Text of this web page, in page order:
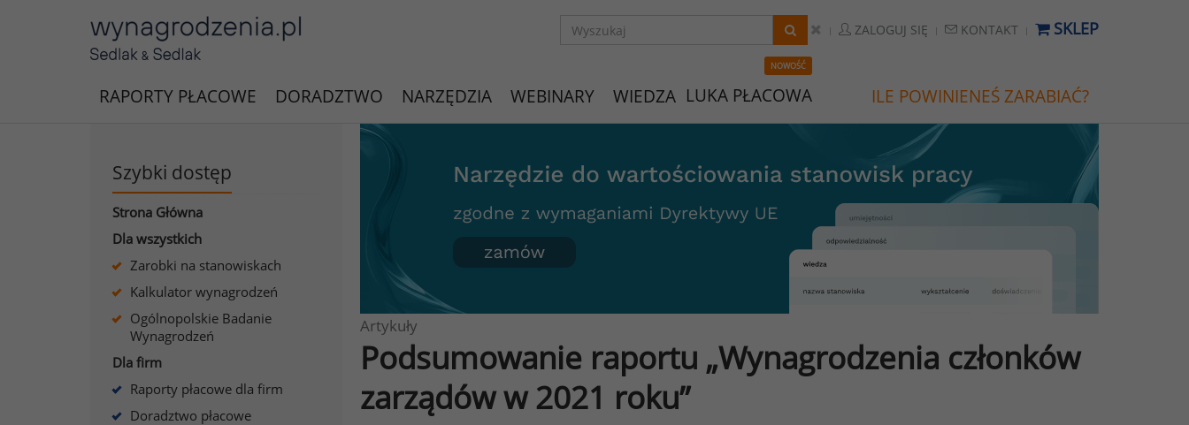
ZALOGUJ SIĘ KONTAKT SKLEP
RAPORTY PŁACOWE DORADZTWO NARZĘDZIA WEBINARY WIEDZA
NOWOŚĆ
LUKA PŁACOWA ILE POWINIENEŚ ZARABIAĆ?
Szybki dostęp
Strona Główna
Dla wszystkich
Zarobki na stanowiskach
Kalkulator wynagrodzeń
Ogólnopolskie Badanie
Wynagrodzeń
Dla firm
Raporty płacowe dla firm
Doradztwo płacowe
Artykuły
Podsumowanie raportu „Wynagrodzenia członków
zarządów w 2021 roku”